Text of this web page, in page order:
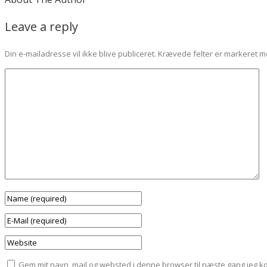
Leave a reply
Din e-mailadresse vil ikke blive publiceret. Krævede felter er markeret
Gem mit navn, mail og websted i denne browser til næste gang jeg